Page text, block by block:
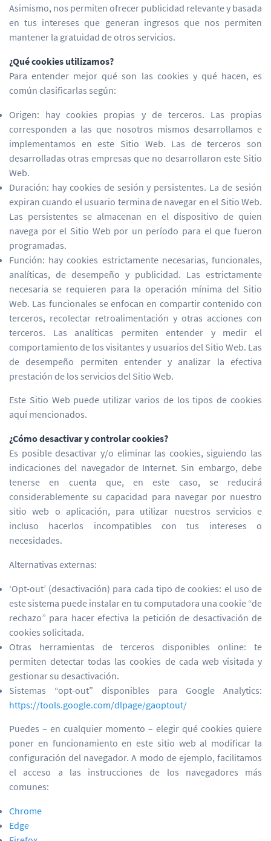
Asimismo, nos permiten ofrecer publicidad relevante y basada
en tus intereses que generan ingresos que nos permiten
mantener la gratuidad de otros servicios.
¿Qué cookies utilizamos?
Para entender mejor qué son las cookies y qué hacen, es
común clasificarlas según:
Origen: hay cookies propias y de terceros. Las propias
corresponden a las que nosotros mismos desarrollamos e
implementamos en este Sitio Web. Las de terceros son
desarrolladas otras empresas que no desarrollaron este Sitio
Web.
Duración: hay cookies de sesión y persistentes. La de sesión
expiran cuando el usuario termina de navegar en el Sitio Web.
Las persistentes se almacenan en el dispositivo de quien
navega por el Sitio Web por un período para el que fueron
programadas.
Función: hay cookies estrictamente necesarias, funcionales,
analíticas, de desempeño y publicidad. Las estrictamente
necesaria se requieren para la operación mínima del Sitio
Web. Las funcionales se enfocan en compartir contenido con
terceros, recolectar retroalimentación y otras acciones con
terceros. Las analíticas permiten entender y medir el
comportamiento de los visitantes y usuarios del Sitio Web. Las
de desempeño permiten entender y analizar la efectiva
prestación de los servicios del Sitio Web.
Este Sitio Web puede utilizar varios de los tipos de cookies
aquí mencionados.
¿Cómo desactivar y controlar cookies?
Es posible desactivar y/o eliminar las cookies, siguiendo las
indicaciones del navegador de Internet. Sin embargo, debe
tenerse en cuenta que, en este caso, se reducirá
considerablemente su capacidad para navegar por nuestro
sitio web o aplicación, para utilizar nuestros servicios e
incluso hacerlos incompatibles con tus intereses o
necesidades.
Alternativas externas:
‘Opt-out’ (desactivación) para cada tipo de cookies: el uso de
este sistema puede instalar en tu computadora una cookie “de
rechazo” para hacer efectiva la petición de desactivación de
cookies solicitada.
Otras herramientas de terceros disponibles online: te
permiten detectar todas las cookies de cada web visitada y
gestionar su desactivación.
Sistemas “opt-out” disponibles para Google Analytics:
https://tools.google.com/dlpage/gaoptout/
Puedes – en cualquier momento – elegir qué cookies quiere
poner en funcionamiento en este sitio web al modificar la
configuración del navegador. A modo de ejemplo, facilitamos
el acceso a las instrucciones de los navegadores más
comunes:
Chrome
Edge